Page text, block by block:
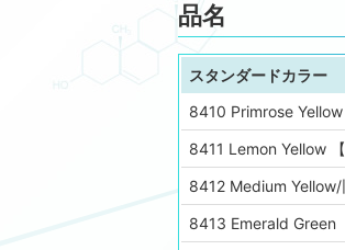
品名
スタンダードカラー
8410 Primrose
8411 Lemon Yellow
8412 Medium
8413 Emerald Green